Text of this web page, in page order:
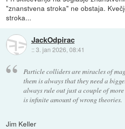
"znanstvena stroka" ne obstaja.
stroka...
JackOdpirac
::3. jan 2026, 08:41
Particle colliders are miracles of
them is always that they need a
always rule out just a couple of
is infinite amount of wrong theories.
Jim Keller